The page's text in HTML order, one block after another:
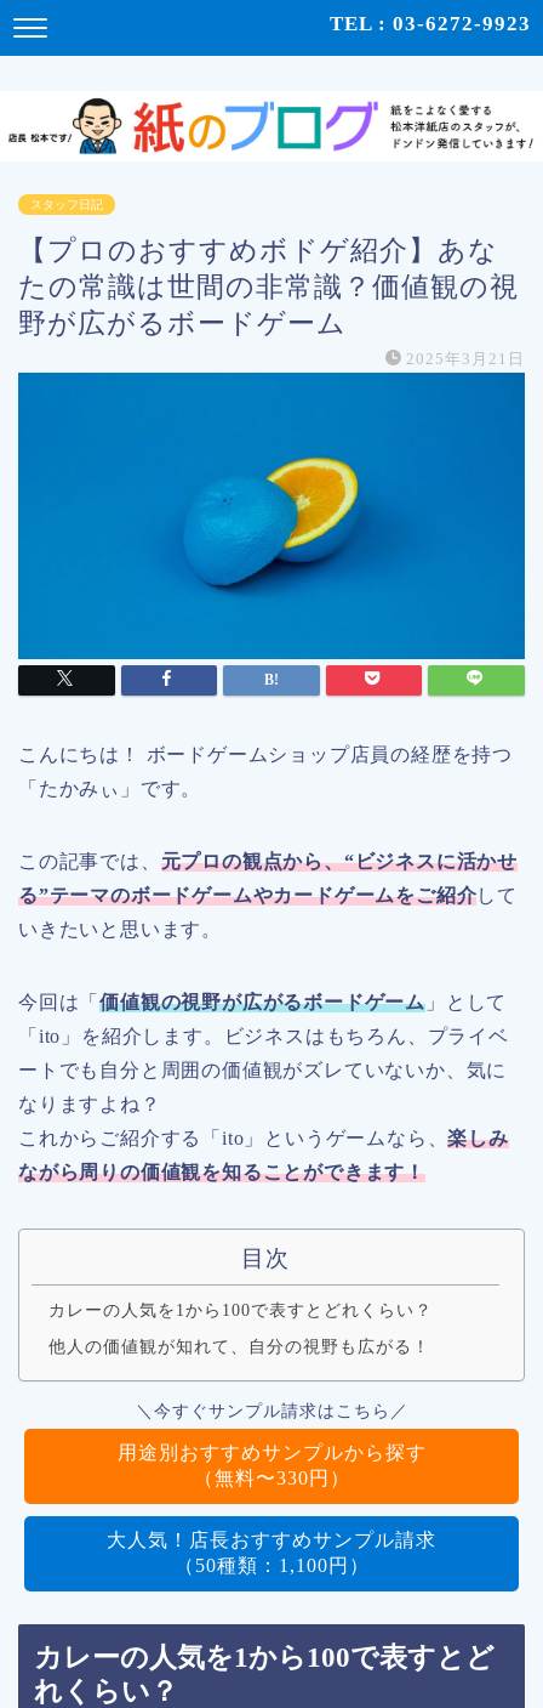
TEL : 03-6272-9923
スタッフ日記
【プロのおすすめボドゲ紹介】あな
たの常識は世間の非常識？価値観の視
野が広がるボードゲーム
2025年3月21日
こんにちは！ ボードゲームショップ店員の経歴を持つ
「たかみぃ」です。
この記事では、 元プロの観点から、“ビジネスに活かせ
る”テーマのボードゲームやカードゲームをご紹介して
いきたいと思います。
今回は「価値観の視野が広がるボードゲーム 」として
「ito」を紹介します。ビジネスはもちろん、プライベ
ートでも自分と周囲の価値観がズレていないか、気に
なりますよね？
これからご紹介する「ito」というゲームなら、楽しみ
ながら周りの価値観を知ることができます！
目次
カレーの人気を1から100で表すとどれくらい？
他人の価値観が知れて、自分の視野も広がる！
＼今すぐサンプル請求はこちら／
用途別おすすめサンプルから探す
（無料〜330円）
大人気！店長おすすめサンプル請求
（50種類：1,100円）
カレーの人気を1から100で表すとど
れくらい？